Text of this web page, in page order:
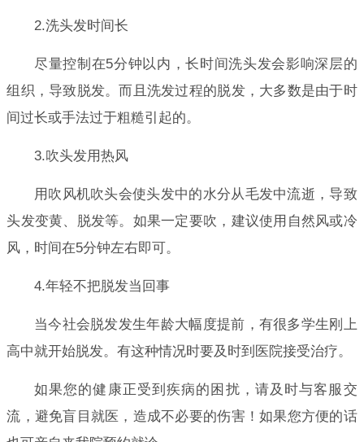
2.洗头发时间长
尽量控制在5分钟以内，长时间洗头发会影响深层的
组织，导致脱发。而且洗发过程的脱发，大多数是由于时
间过长或手法过于粗糙引起的。
3.吹头发用热风
用吹风机吹头会使头发中的水分从毛发中流逝，导致
头发变黄、脱发等。如果一定要吹，建议使用自然风或冷
风，时间在5分钟左右即可。
4.年轻不把脱发当回事
当今社会脱发发生年龄大幅度提前，有很多学生刚上
高中就开始脱发。有这种情况时要及时到医院接受治疗。
如果您的健康正受到疾病的困扰，请及时与客服交
流，避免盲目就医，造成不必要的伤害！如果您方便的话